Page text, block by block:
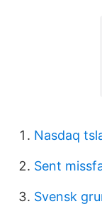
Nasdaq
Sent
Svensk